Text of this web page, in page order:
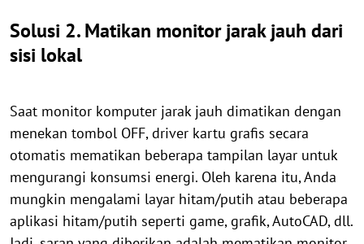
Solusi 2. Matikan monitor jarak jauh dari
sisi lokal
Saat monitor komputer jarak jauh dimatikan dengan
menekan tombol OFF, driver kartu grafis secara
otomatis mematikan beberapa tampilan layar untuk
mengurangi konsumsi energi. Oleh karena itu, Anda
mungkin mengalami layar hitam/putih atau beberapa
aplikasi hitam/putih seperti game, grafik, AutoCAD, dll.